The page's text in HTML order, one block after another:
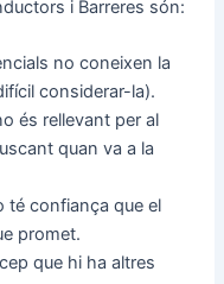
i Barreres són:
no coneixen la
considerar-la).
és rellevant per al
quan va a la
té confiança que el
promet.
que hi ha altres